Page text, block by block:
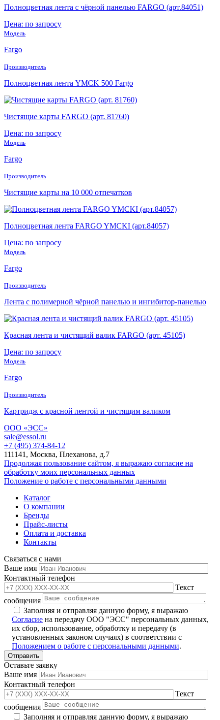
Полноцветная лента с чёрной панелью FARGO (арт.84051)
Цена: по запросу
Модель
Fargo
Производитель
Полноцветная лента YMCK 500 Fargo
Чистящие карты FARGO (арт. 81760)
Цена: по запросу
Модель
Fargo
Производитель
Чистящие карты на 10 000 отпечатков
Полноцветная лента FARGO YMCKI (арт.84057)
Цена: по запросу
Модель
Fargo
Производитель
Лента с полимерной чёрной панелью и ингибитор-панелью
Красная лента и чистящий валик FARGO (арт. 45105)
Цена: по запросу
Модель
Fargo
Производитель
Картридж с красной лентой и чистящим валиком
ООО «ЭСС»
sale@essol.ru
+7 (495) 374-84-12
111141, Москва, Плеханова, д.7
Продолжая пользование сайтом, я выражаю согласие на
обработку моих персональных данных
Положение о работе с персональными данными
Каталог
О компании
Бренды
Прайс-листы
Оплата и доставка
Контакты
Связаться с нами
Ваше имя
Контактный телефон
Текст
сообщения
Заполняя и отправляя данную форму, я выражаю
Согласие на передачу ООО "ЭСС" персональных данных,
их сбор, использование, обработку и передачу (в
установленных законом случаях) в соответствии с
Положением о работе с персональными данными.
Оставьте заявку
Ваше имя
Контактный телефон
Текст
сообщения
Заполняя и отправляя данную форму, я выражаю